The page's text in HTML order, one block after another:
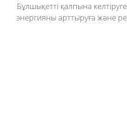
Бұлшықетті қалпына
энергияны арттыруға және